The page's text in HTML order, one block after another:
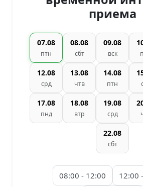
приема
07.08
птн
08.08
сбт
09.08
вск
12.08
срд
13.08
чтв
14.08
птн
17.08
пнд
18.08
втр
19.08
срд
22.08
сбт
08:00 - 12:00